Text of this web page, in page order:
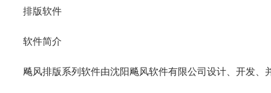
排版软件
软件简介
飚风排版系列软件由沈阳飚风软件有限公司设计、开发、